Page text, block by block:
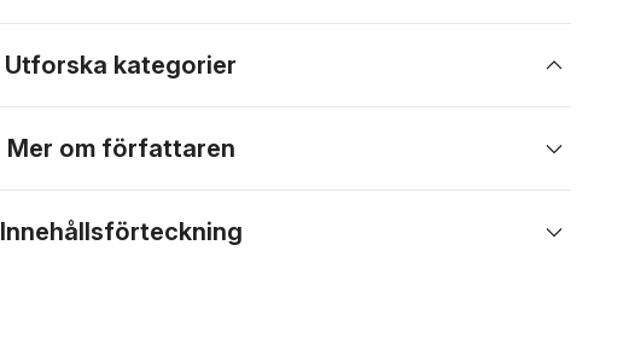
Utforska kategorier
Mer om författaren
Innehållsförteckning